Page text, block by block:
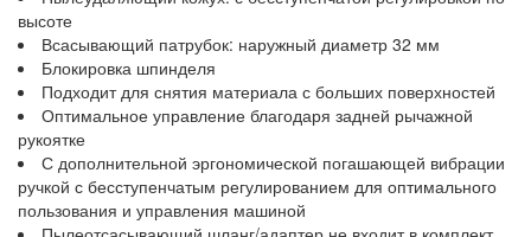
высоте
Всасывающий патрубок: наружный диаметр 32 мм
Блокировка шпинделя
Подходит для снятия материала с больших поверхностей
Оптимальное управление благодаря задней рычажной
рукоятке
С дополнительной эргономической погашающей вибрации
ручкой с бесступенчатым регулированием для оптимального
пользования и управления машиной